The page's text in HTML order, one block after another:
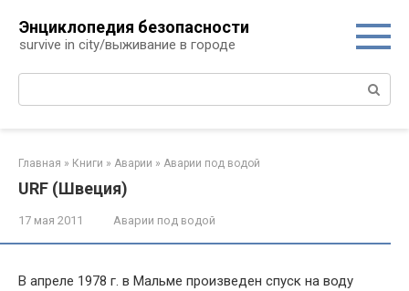
контенту
Энциклопедия безопасности
survive in city/выживание в городе
Поиск:
Главная » Книги » Аварии » Аварии под водой
URF (Швеция)
17 мая 2011 Аварии под водой
В апреле 1978 г. в Мальме произведен спуск на воду